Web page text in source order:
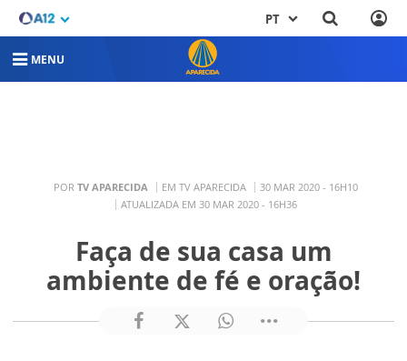
PT
MENU
POR TV APARECIDA EM TV APARECIDA
30 MAR 2020 - 16H10
ATUALIZADA EM 30 MAR 2020 - 16H36
Faça de sua casa um
ambiente de fé e oração!